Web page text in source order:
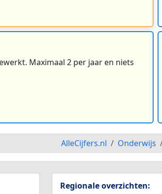
Maximaal 2 per jaar en niets
AlleCijfers.nl Onderwijs
Regionale overzichten: